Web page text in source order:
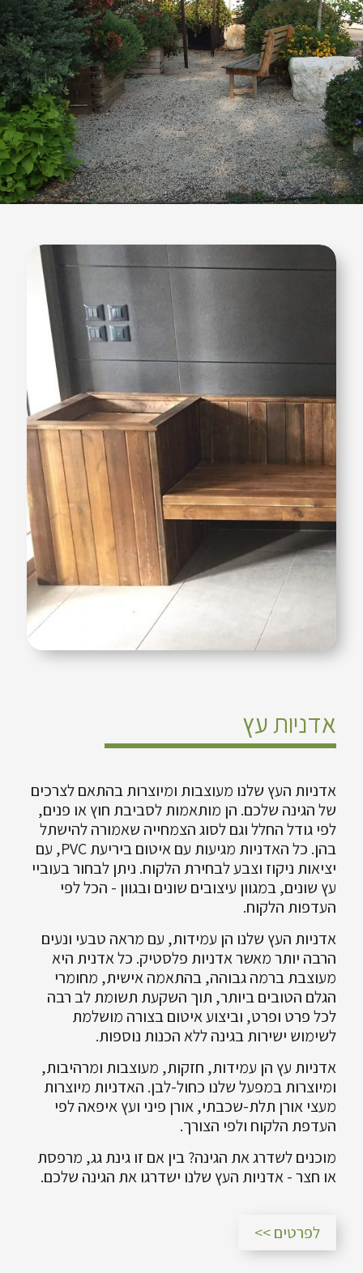
אדניות עץ
אדניות העץ שלנו מעוצבות ומיוצרות בהתאם לצרכים
של הגינה שלכם. הן מותאמות לסביבת חוץ או פנים,
לפי גודל החלל וגם לסוג הצמחייה שאמורה להישתל
בהן. כל האדניות מגיעות עם איטום ביריעת PVC, עם
יציאות ניקוז וצבע לבחירת הלקוח. ניתן לבחור בעוביי
עץ שונים, במגוון עיצובים שונים ובגוון - הכל לפי
העדפות הלקוח.
אדניות העץ שלנו הן עמידות, עם מראה טבעי ונעים
הרבה יותר מאשר אדניות פלסטיק. כל אדנית היא
מעוצבת ברמה גבוהה, בהתאמה אישית, מחומרי
הגלם הטובים ביותר, תוך השקעת תשומת לב רבה
לכל פרט ופרט, וביצוע איטום בצורה מושלמת
לשימוש ישירות בגינה ללא הכנות נוספות.
אדניות עץ הן עמידות, חזקות, מעוצבות ומרהיבות,
ומיוצרות במפעל שלנו כחול-לבן. האדניות מיוצרות
מעצי אורן תלת-שכבתי, אורן פיני ועץ איפאה לפי
העדפת הלקוח ולפי הצורך.
מוכנים לשדרג את הגינה? בין אם זו גינת גג, מרפסת
או חצר - אדניות העץ שלנו ישדרגו את הגינה שלכם.
לפרטים >>